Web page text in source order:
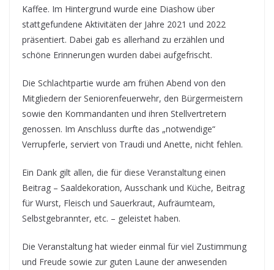
Kaffee. Im Hintergrund wurde eine Diashow über
stattgefundene Aktivitäten der Jahre 2021 und 2022
präsentiert. Dabei gab es allerhand zu erzählen und
schöne Erinnerungen wurden dabei aufgefrischt.
Die Schlachtpartie wurde am frühen Abend von den
Mitgliedern der Seniorenfeuerwehr, den Bürgermeistern
sowie den Kommandanten und ihren Stellvertretern
genossen. Im Anschluss durfte das „notwendige“
Verrupferle, serviert von Traudi und Anette, nicht fehlen.
Ein Dank gilt allen, die für diese Veranstaltung einen
Beitrag – Saaldekoration, Ausschank und Küche, Beitrag
für Wurst, Fleisch und Sauerkraut, Aufräumteam,
Selbstgebrannter, etc. – geleistet haben.
Die Veranstaltung hat wieder einmal für viel Zustimmung
und Freude sowie zur guten Laune der anwesenden